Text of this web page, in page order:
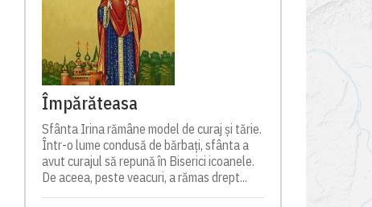
Împărăteasa
Sfânta Irina rămâne model de curaj și tărie.
Într-o lume condusă de bărbați, sfânta a
avut curajul să repună în Biserici icoanele.
De aceea, peste veacuri, a rămas drept...